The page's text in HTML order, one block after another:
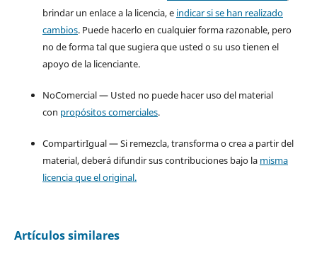
brindar un enlace a la licencia, e indicar si se han realizado
cambios. Puede hacerlo en cualquier forma razonable, pero
no de forma tal que sugiera que usted o su uso tienen el
apoyo de la licenciante.
NoComercial — Usted no puede hacer uso del material
con propósitos comerciales.
CompartirIgual — Si remezcla, transforma o crea a partir del
material, deberá difundir sus contribuciones bajo la misma
licencia que el original.
Artículos similares